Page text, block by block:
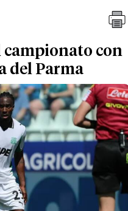
campionato con
del Parma